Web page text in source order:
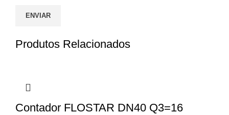
Produtos Relacionados
Contador FLOSTAR DN40 Q3=16